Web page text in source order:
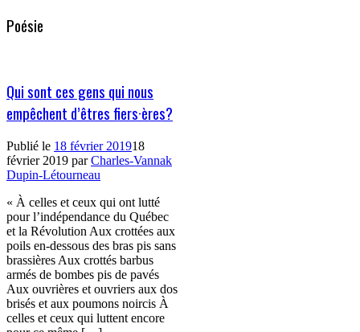
Poésie
Qui sont ces gens qui nous
empêchent d’êtres fiers·ères?
Publié le 18 février 201918
février 2019 parCharles-Vannak
Dupin-Létourneau
« À celles et ceux qui ont lutté
pour l’indépendance du Québec
et la Révolution Aux crottées aux
poils en-dessous des bras pis sans
brassières Aux crottés barbus
armés de bombes pis de pavés
Aux ouvrières et ouvriers aux dos
brisés et aux poumons noircis À
celles et ceux qui luttent encore